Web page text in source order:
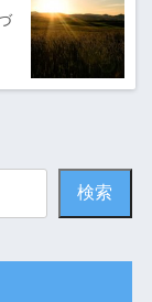
検索